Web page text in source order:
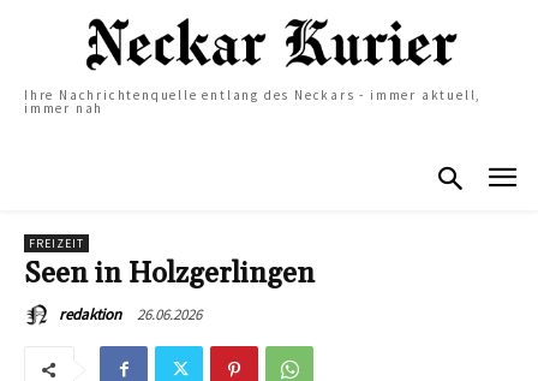
Ihre Nachrichtenquelle entlang des Neckars - immer aktuell,
immer nah
FREIZEIT
Seen in Holzgerlingen
redaktion 26.06.2026